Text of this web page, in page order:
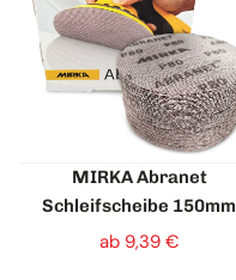
MIRKA Abranet
Schleifscheibe 150mm
ab 9,39 €